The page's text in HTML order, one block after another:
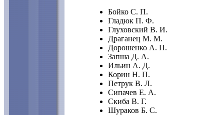
Бойко С. П.
Гладюк П. Ф.
Глуховский В. И.
Драганец М. М.
Дорошенко А. П.
Запша Д. А.
Ильин А. Д.
Корин Н. П.
Петрук В. Л.
Сипачев Е. А.
Скиба В. Г.
Шураков Б. С.